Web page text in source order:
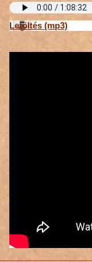
Letöltés (mp3)